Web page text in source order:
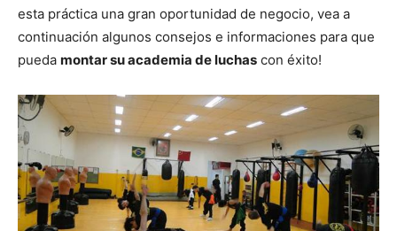
esta práctica una gran oportunidad de negocio, vea a
continuación algunos consejos e informaciones para que
pueda montar su academia de luchas con éxito!